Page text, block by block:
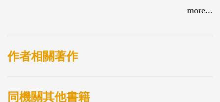
達觀測系統，開發船艦偵測技術，並整合航港局船舶
強化海域船舶預警監控，提升航行安全。
more...
作者相關著作
同機關其他書籍